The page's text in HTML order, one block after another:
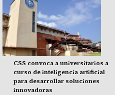
CSS convoca a universitarios a
curso de inteligencia artificial
para desarrollar soluciones
innovadoras